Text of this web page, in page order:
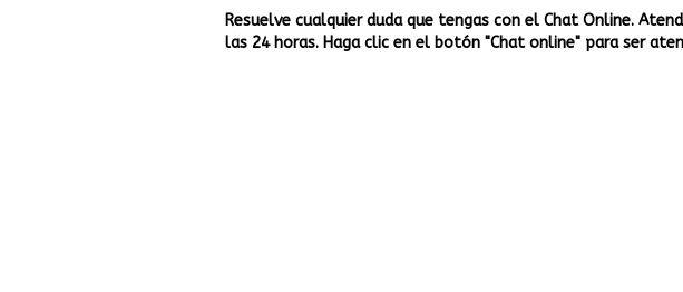
Resuelve cualquier duda que tengas con el Chat Online.
las 24 horas. Haga clic en el botón "Chat online" para ser